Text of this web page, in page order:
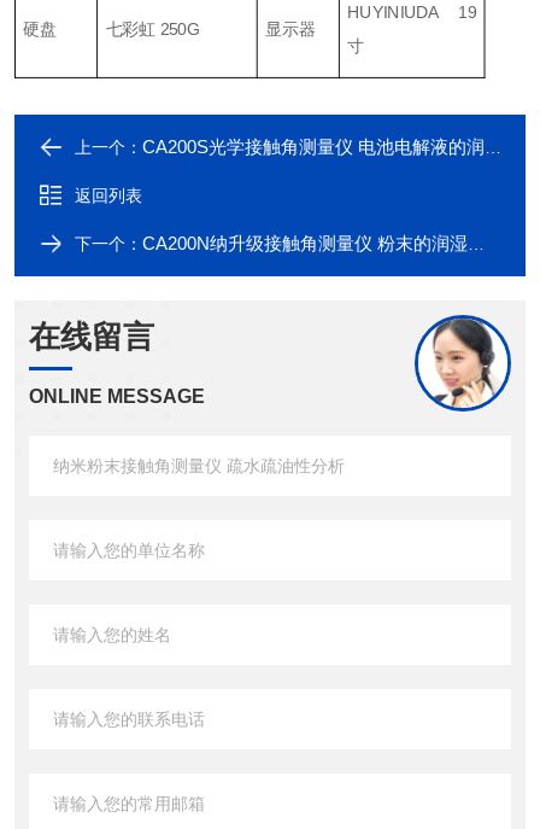
硬盘 七彩虹 250G 显示器
HUYINIUDA 19
寸
上一个： CA200S光学接触角测量仪 电池电解液的润湿性分析
返回列表
下一个： CA200N纳升级接触角测量仪 粉末的润湿性能分析
在线留言
ONLINE MESSAGE